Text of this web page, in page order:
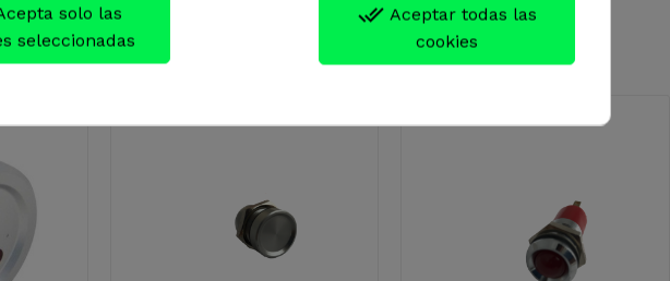
seleccionadas
done_all Aceptar todas las
cookies